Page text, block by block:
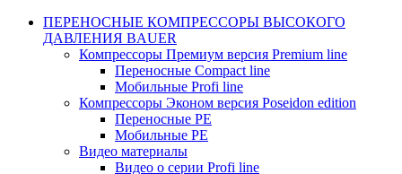
ПЕРЕНОСНЫЕ КОМПРЕССОРЫ ВЫСОКОГО
ДАВЛЕНИЯ BAUER
Компрессоры Премиум версия Premium line
Переносные Compact line
Мобильные Profi line
Компрессоры Эконом версия Poseidon edition
Переносные PE
Мобильные PE
Видео материалы
Видео о серии Profi line